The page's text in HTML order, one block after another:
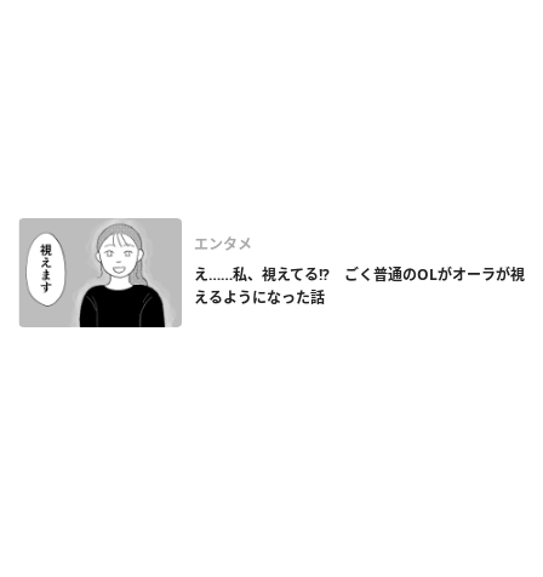
エンタメ
え……私、視えてる!? ごく普通のOLがオーラが視
えるようになった話